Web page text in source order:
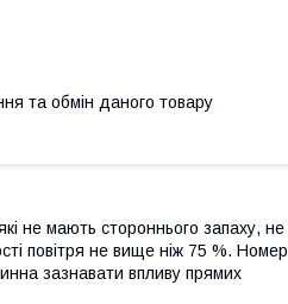
та обмін даного товару
не мають стороннього запаху, не
повітря не вище ніж 75 %. Номер
зазнавати впливу прямих